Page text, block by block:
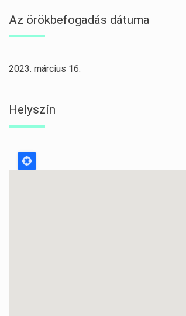
Az örökbefogadás dátuma
2023. március 16.
Helyszín